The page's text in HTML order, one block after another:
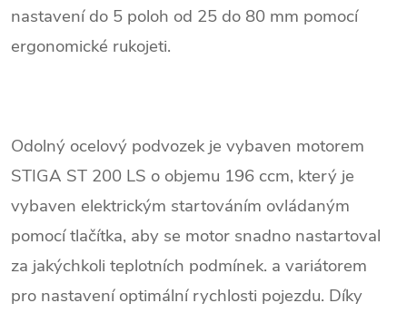
nastavení do 5 poloh od 25 do 80 mm pomocí
ergonomické rukojeti.
Odolný ocelový podvozek je vybaven motorem
STIGA ST 200 LS o objemu 196 ccm, který je
vybaven elektrickým startováním ovládaným
pomocí tlačítka, aby se motor snadno nastartoval
za jakýchkoli teplotních podmínek. a variátorem
pro nastavení optimální rychlosti pojezdu. Díky